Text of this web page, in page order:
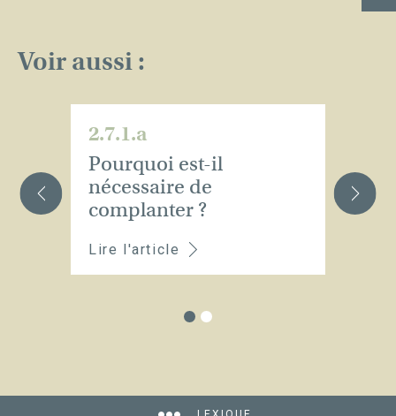
Voir aussi :
2.7.1.a
Pourquoi est-il
nécessaire de
complanter ?
Lire l'article